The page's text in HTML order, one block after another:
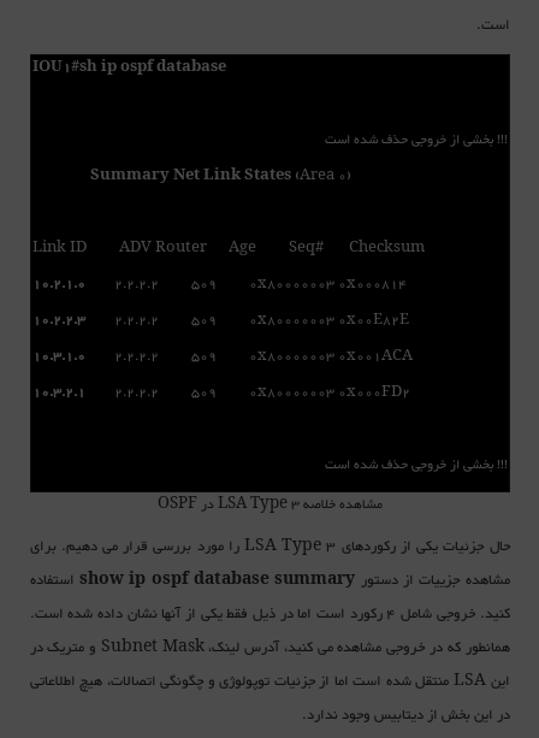
است.
IOU1#sh ip ospf database
!!! بخشی از خروجی حذف شده است
Summary Net Link States(Area 0)
Link ID ADV Router Age Seq# Checksum
10.2.1.0 2.2.2.2 509 0x80000003 0x000814
10.2.2.32.2.2.2 509 0x80000003 0x00E82E
10.3.1.0 2.2.2.2 509 0x80000003 0x001ACA
10.3.2.1 2.2.2.2 509 0x80000003 0x000FD2
!!! بخشی از خروجی حذف شده است
مشاهده خلاصه LSA Type 3 در OSPF
حال جزئیات یکی از رکوردهای LSA Type 3 را مورد بررسی قرار می دهیم. برای
مشاهده جزییات از دستور show ip ospf database summary استفاده
کنید. خروجی شامل 4 رکورد است اما در ذیل فقط یکی از آنها نشان داده شده است.
همانطور که در خروجی مشاهده می کنید، آدرس لینک، Subnet Mask و متریک در
این LSA منتقل شده است اما از جزئیات توپولوژی و چگونگی اتصالات، هیچ اطلاعاتی
در این بخش از دیتابیس وجود ندارد.